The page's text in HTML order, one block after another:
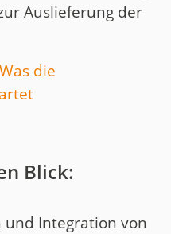
Auslieferung der
die
Blick:
und Integration von